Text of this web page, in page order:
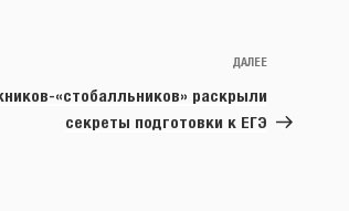
Следующая
ДАЛЕЕ
«стобалльников» раскрыли
секреты подготовки к ЕГЭ